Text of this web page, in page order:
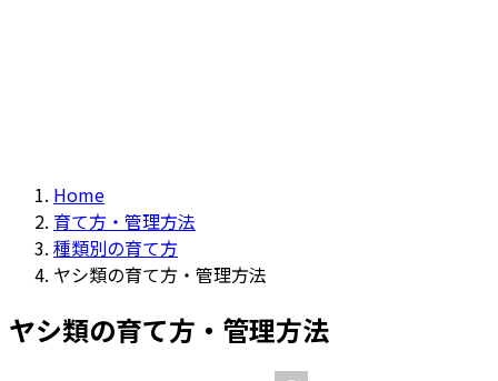
Home
育て方・管理方法
種類別の育て方
ヤシ類の育て方・管理方法
ヤシ類の育て方・管理方法